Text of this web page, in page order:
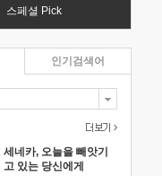
스페셜 Pick
세네카, 오늘을 빼앗기
고 있는 당신에게
인기검색어